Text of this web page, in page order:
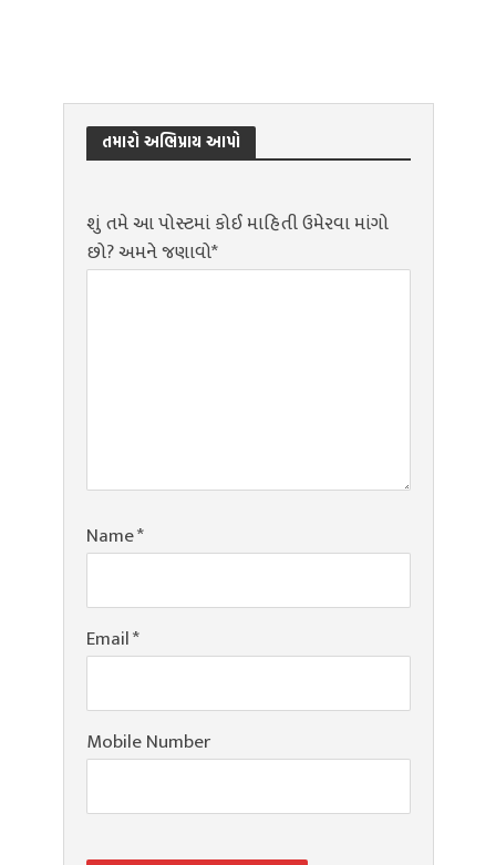
તમારો અભિપ્રાય આપો
શું તમે આ પોસ્ટમાં કોઈ માહિતી ઉમેરવા માંગો
છો? અમને જણાવો*
Name*
Email*
Mobile Number